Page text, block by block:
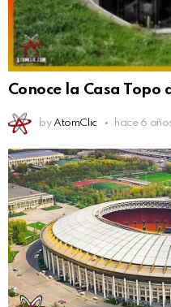
Conoce la Casa Topo
by AtomClic hace 6